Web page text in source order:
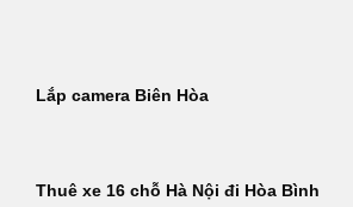
dungLắp camera Biên Hòa
Thuê xe 16 chỗ Hà Nội đi Hòa Bình